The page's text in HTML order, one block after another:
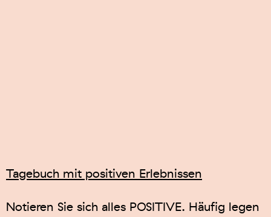
Tagebuch mit positiven Erlebnissen
Notieren Sie sich alles POSITIVE. Häufig legen